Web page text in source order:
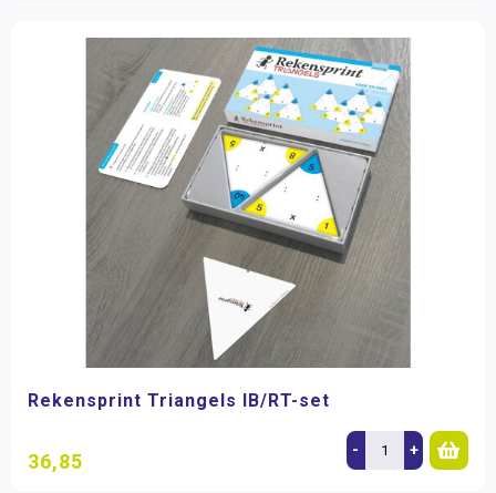
Rekensprint Triangels IB/RT-set
36,85 - +